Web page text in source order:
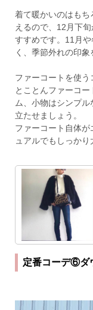
着て暖かいのはも
えるので、12月下
すすめです。11月
く、季節外れの印象
ファーコートを使う
とことんファーコ
ム、小物はシンプ
立たせましょう。
ファーコート自体
ュアルでもしっかり
定番コーデ⑥ダ